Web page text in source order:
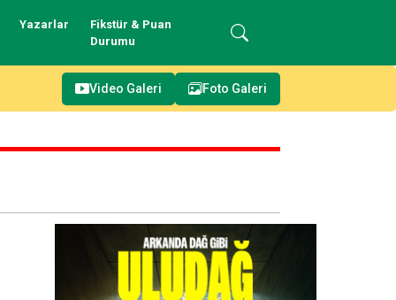
Yazarlar
Fikstür & Puan
Durumu
Video Galeri Foto Galeri